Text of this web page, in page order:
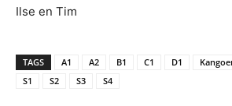
Ilse en Tim
TAGS A1 A2 B1 C1 D1
S1
S2 S3 S4